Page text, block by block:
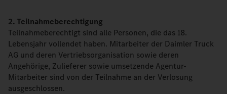
2. Teilnahmeberechtigung
Teilnahmeberechtigt sind alle Personen, die das 18.
Lebensjahr vollendet haben. Mitarbeiter der Daimler Truck
AG und deren Vertriebsorganisation sowie deren
Angehörige, Zulieferer sowie umsetzende Agentur-
Mitarbeiter sind von der Teilnahme an der Verlosung
ausgeschlossen.